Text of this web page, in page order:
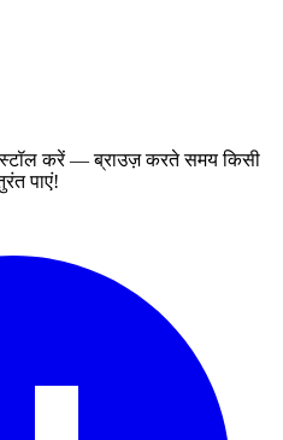
करें — ब्राउज़ करते समय किसी
पाएं!